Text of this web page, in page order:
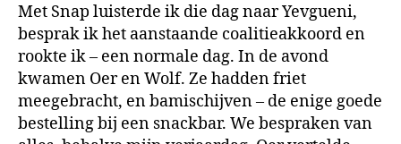
Met Snap luisterde ik die dag naar Yevgueni,
besprak ik het aanstaande coalitieakkoord en
rookte ik – een normale dag. In de avond
kwamen Oer en Wolf. Ze hadden friet
meegebracht, en bamischijven – de enige goede
bestelling bij een snackbar. We bespraken van